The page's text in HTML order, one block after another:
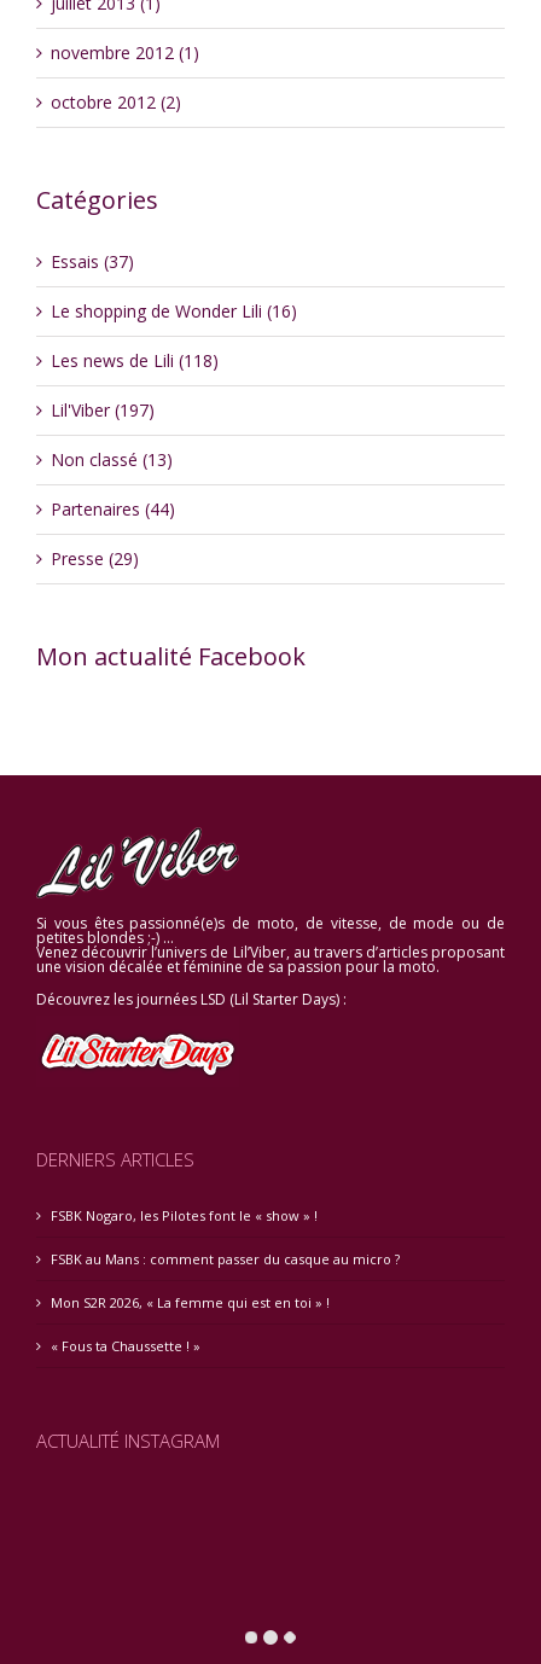
novembre 2012 (1)
octobre 2012 (2)
Catégories
Essais (37)
Le shopping de Wonder Lili (16)
Les news de Lili (118)
Lil'Viber (197)
Non classé (13)
Partenaires (44)
Presse (29)
Mon actualité Facebook
Si vous êtes passionné(e)s de moto, de vitesse, de mode ou de
petites blondes ;-) …
Venez découvrir l’univers de Lil’Viber, au travers d’articles proposant
une vision décalée et féminine de sa passion pour la moto.
Découvrez les journées LSD (Lil Starter Days) :
DERNIERS ARTICLES
FSBK Nogaro, les Pilotes font le « show » !
FSBK au Mans : comment passer du casque au micro ?
Mon S2R 2026, « La femme qui est en toi » !
« Fous ta Chaussette ! »
ACTUALITÉ INSTAGRAM